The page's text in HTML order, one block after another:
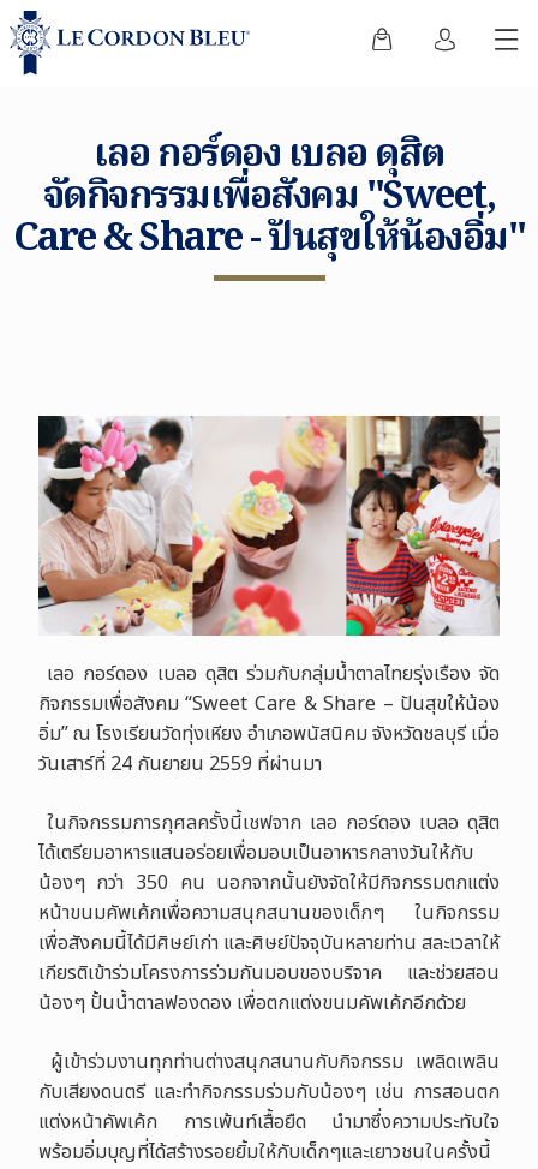
เลอ กอร์ดอง เบลอ ดุสิต
จัดกิจกรรมเพื่อสังคม "Sweet,
Care & Share - ปันสุขให้น้องอิ่ม"
เลอ กอร์ดอง เบลอ ดุสิต ร่วมกับกลุ่มน้ำตาลไทยรุ่งเรือง จัด
กิจกรรมเพื่อสังคม“Sweet Care & Share – ปันสุขให้น้อง
อิ่ม”ณ โรงเรียนวัดทุ่งเหียง อำเภอพนัสนิคม จังหวัดชลบุรีเมื่อ
วันเสาร์ที่ 24 กันยายน 2559 ที่ผ่านมา
ในกิจกรรมการกุศลครั้งนี้เชฟจาก เลอ กอร์ดอง เบลอ ดุสิต
ได้เตรียมอาหารแสนอร่อยเพื่อมอบเป็นอาหารกลางวันให้กับ
น้องๆ กว่า 350 คน นอกจากนั้นยังจัดให้มีกิจกรรมตกแต่ง
หน้าขนมคัพเค้กเพื่อความสนุกสนานของเด็กๆ ในกิจกรรม
เพื่อสังคมนี้ได้มีศิษย์เก่า และศิษย์ปัจจุบันหลายท่าน สละเวลาให้
เกียรติเข้าร่วมโครงการร่วมกันมอบของบริจาค และช่วยสอน
น้องๆ ปั้นน้ำตาลฟองดอง เพื่อตกแต่งขนมคัพเค้กอีกด้วย
ผู้เข้าร่วมงานทุกท่านต่างสนุกสนานกับกิจกรรม เพลิดเพลิน
กับเสียงดนตรี และทำกิจกรรมร่วมกับน้องๆ เช่น การสอนตก
แต่งหน้าคัพเค้ก การเพ้นท์เสื้อยืด นำมาซึ่งความประทับใจ
พร้อมอิ่มบุญที่ได้สร้างรอยยิ้มให้กับเด็กๆและเยาวชนในครั้งนี้